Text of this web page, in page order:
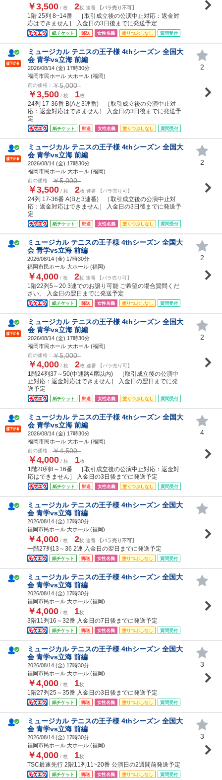
￥3,500 / 枚 2枚 連番 【バラ売り不可】
1階 25列 8~14番 ［取引成立後の公演中止対応：返金対
応はできません］ 入金日の3日後までに発送予定
紙チケット 郵送 女性名義 塗りつぶしなし 質問受付
ミュージカル テニスの王子様 4thシーズン 全国大
会 青学vs立海 前編
2026/08/14 (金) 17時30分
福岡市民ホール 大ホール (福岡)
前の価格： ￥5,000
￥3,500 / 枚 1枚
24列 17-36番 B(Aと3連番) ［取引成立後の公演中止対
応：返金対応はできません］ 入金日の3日後までに発送予
定
紙チケット 郵送 女性名義 塗りつぶしなし 質問受付
2
ミュージカル テニスの王子様 4thシーズン 全国大
会 青学vs立海 前編
2026/08/14 (金) 17時30分
福岡市民ホール 大ホール (福岡)
前の価格： ￥5,000
￥3,500 / 枚 2枚 連番 【バラ売り可】
24列 17-36番 A(Bと3連番) ［取引成立後の公演中止対
応：返金対応はできません］ 入金日の3日後までに発送予
定
紙チケット 郵送 女性名義 塗りつぶしなし 質問受付
2
ミュージカル テニスの王子様 4thシーズン 全国大
会 青学vs立海 前編
2026/08/14 (金) 17時30分
福岡市民ホール 大ホール (福岡)
￥4,000 / 枚 2枚 連番 【バラ売り可】
1階22列5～20 3連でのお譲り可能 ご希望の場合質問くだ
さい。 入金日の翌日までに発送予定
紙チケット 郵送 女性名義 塗りつぶしなし 質問受付
2
ミュージカル テニスの王子様 4thシーズン 全国大
会 青学vs立海 前編
2026/08/14 (金) 17時30分
福岡市民ホール 大ホール (福岡)
前の価格： ￥5,000
￥4,000 / 枚 2枚 連番 【バラ売り可】
1階24列37～50(中通路4席以内) ［取引成立後の公演中
止対応：返金対応はできません］ 入金日の翌日までに発
送予定
紙チケット 郵送 女性名義 塗りつぶしなし 質問受付
2
ミュージカル テニスの王子様 4thシーズン 全国大
会 青学vs立海 前編
2026/08/14 (金) 17時30分
福岡市民ホール 大ホール (福岡)
前の価格： ￥4,500
￥4,000 / 枚 1枚
1階20列8～16番 ［取引成立後の公演中止対応：返金対
応はできません］ 入金日の3日後までに発送予定
紙チケット 郵送 女性名義 塗りつぶしなし 質問受付
4
ミュージカル テニスの王子様 4thシーズン 全国大
会 青学vs立海 前編
2026/08/14 (金) 17時30分
福岡市民ホール 大ホール (福岡)
￥4,000 / 枚 2枚 連番 【バラ売り不可】
一階27列13～36 2連 入金日の翌日までに発送予定
紙チケット 郵送 女性名義 塗りつぶしなし 質問受付
ミュージカル テニスの王子様 4thシーズン 全国大
会 青学vs立海 前編
2026/08/14 (金) 17時30分
福岡市民ホール 大ホール (福岡)
￥4,000 / 枚 1枚
3階11列16～32番 入金日の7日後までに発送予定
紙チケット 郵送 女性名義 塗りつぶしなし 質問受付
ミュージカル テニスの王子様 4thシーズン 全国大
会 青学vs立海 前編
2026/08/14 (金) 17時30分
福岡市民ホール 大ホール (福岡)
￥4,000 / 枚 1枚
1階27列25～35番 入金日の3日後までに発送予定
紙チケット 郵送 女性名義 塗りつぶしなし 質問受付
3
ミュージカル テニスの王子様 4thシーズン 全国大
会 青学vs立海 前編
2026/08/14 (金) 17時30分
福岡市民ホール 大ホール (福岡)
￥4,000 / 枚 1枚
TSC最速先行 2階11列11~20番 公演日の2週間前発送予定
紙チケット 郵送 女性名義 塗りつぶしなし 質問受付
3